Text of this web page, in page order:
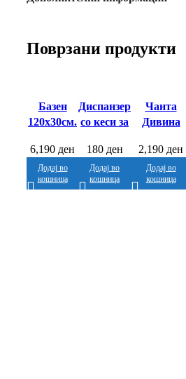
Поврзани продукти
Базен
120х30см.
Фламинго
6,190 ден
Додај во
кошница
Диспанзер
со кеси за
Татрапет
180 ден
Додај во
кошница
Чанта
Дивина
50х28х30см.
– Фламинго
2,190 ден
Додај во
кошница